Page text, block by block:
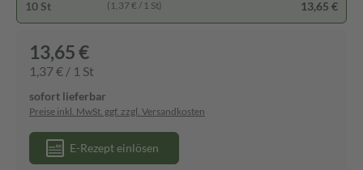
10 St (1,37 € / 1 St) 13,65 €
13,65 €
1,37 € / 1 St
sofort lieferbar
Preise inkl. MwSt. ggf. zzgl. Versandkosten
E-Rezept einlösen